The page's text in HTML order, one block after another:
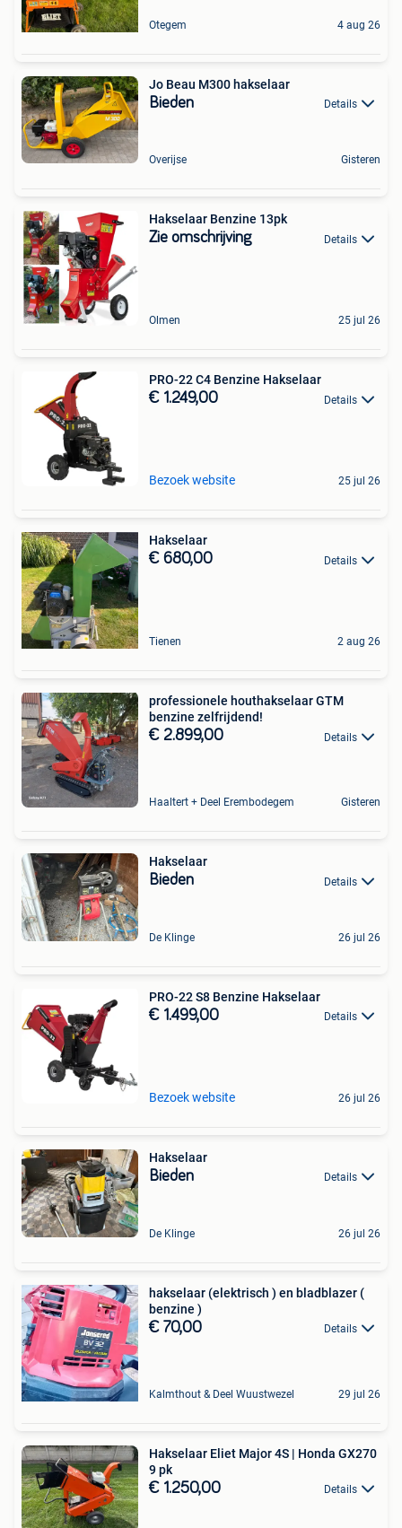
Otegem 4 aug 26
Jo Beau M300 hakselaar
Bieden Details
Overijse Gisteren
Hakselaar Benzine 13pk
Zie omschrijving Details
Olmen 25 jul 26
PRO-22 C4 Benzine Hakselaar
€ 1.249,00 Details
Bezoek website 25 jul 26
Hakselaar
€ 680,00 Details
Tienen 2 aug 26
professionele houthakselaar GTM
benzine zelfrijdend!
€ 2.899,00 Details
Haaltert + Deel Erembodegem Gisteren
Hakselaar
Bieden Details
De Klinge 26 jul 26
PRO-22 S8 Benzine Hakselaar
€ 1.499,00 Details
Bezoek website 26 jul 26
Hakselaar
Bieden Details
De Klinge 26 jul 26
hakselaar (elektrisch ) en bladblazer (
benzine )
€ 70,00 Details
Kalmthout & Deel Wuustwezel 29 jul 26
Hakselaar Eliet Major 4S | Honda GX270
9 pk
€ 1.250,00 Details